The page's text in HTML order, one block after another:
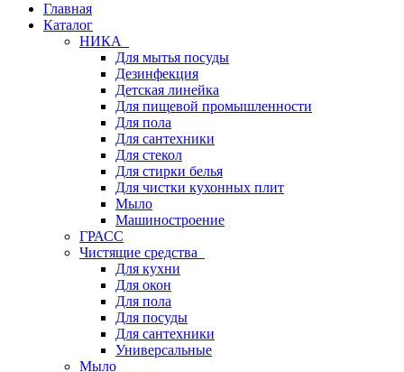
Главная
Каталог
НИКА
Для мытья посуды
Дезинфекция
Детская линейка
Для пищевой промышленности
Для пола
Для сантехники
Для стекол
Для стирки белья
Для чистки кухонных плит
Мыло
Машиностроение
ГРАСС
Чистящие средства
Для кухни
Для окон
Для пола
Для посуды
Для сантехники
Универсальные
Мыло